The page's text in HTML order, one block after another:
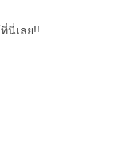
นี่เลย!!